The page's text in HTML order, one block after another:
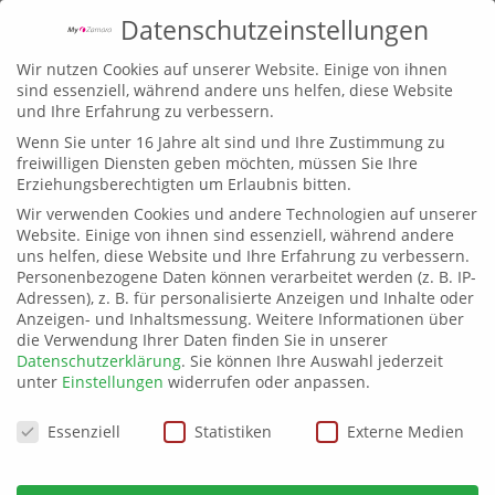
Datenschutzeinstellungen
Wir nutzen Cookies auf unserer Website. Einige von ihnen
sind essenziell, während andere uns helfen, diese Website
und Ihre Erfahrung zu verbessern.
Wenn Sie unter 16 Jahre alt sind und Ihre Zustimmung zu
freiwilligen Diensten geben möchten, müssen Sie Ihre
Erziehungsberechtigten um Erlaubnis bitten.
Wir verwenden Cookies und andere Technologien auf unserer
Website. Einige von ihnen sind essenziell, während andere
uns helfen, diese Website und Ihre Erfahrung zu verbessern.
Personenbezogene Daten können verarbeitet werden (z. B. IP-
Adressen), z. B. für personalisierte Anzeigen und Inhalte oder
Anzeigen- und Inhaltsmessung. Weitere Informationen über
die Verwendung Ihrer Daten finden Sie in unserer
Datenschutzerklärung. Sie können Ihre Auswahl jederzeit
unter Einstellungen widerrufen oder anpassen.
Datenschutzeinstellungen
Essenziell Statistiken Externe Medien